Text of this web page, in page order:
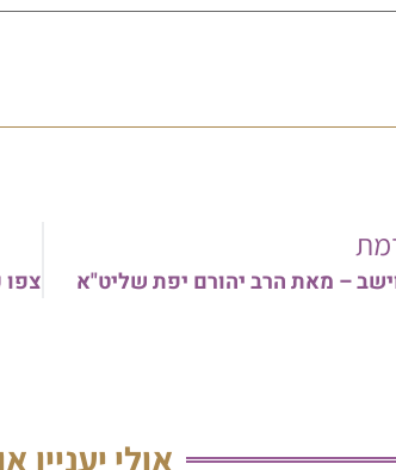
– מאת הרב יהורם יפת שליט"א
אולי יעניין